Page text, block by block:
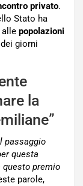
privato.
Stato ha
alle popolazioni
dei giorni
la
passaggio
questa
questo premio
parole,